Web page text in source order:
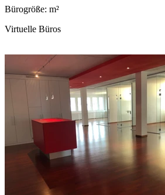
Bürogröße: m²
Virtuelle Büros